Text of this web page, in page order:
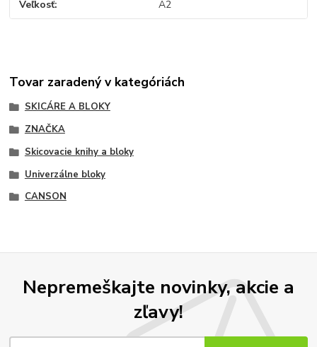
Veľkosť A2
Tovar zaradený v kategóriách
SKICÁRE A BLOKY
ZNAČKA
Skicovacie knihy a bloky
Univerzálne bloky
CANSON
Nepremeškajte novinky, akcie a
zľavy!